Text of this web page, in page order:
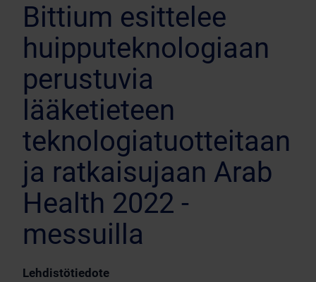
Bittium esittelee
huipputeknologiaan
perustuvia
lääketieteen
teknologiatuotteitaan
ja ratkaisujaan Arab
Health 2022 -
messuilla
Lehdistötiedote